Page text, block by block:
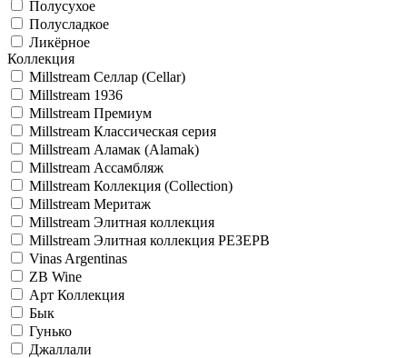
Полусухое
Полусладкое
Ликёрное
Коллекция
Millstream Селлар (Cellar)
Millstream 1936
Millstream Премиум
Millstream Классическая серия
Millstream Аламак (Alamak)
Millstream Ассамбляж
Millstream Коллекция (Collection)
Millstream Меритаж
Millstream Элитная коллекция
Millstream Элитная коллекция РЕЗЕРВ
Vinas Argentinas
ZB Wine
Арт Коллекция
Бык
Гунько
Джаллали